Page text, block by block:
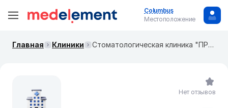
Columbus
Местоположение
Главная Клиники Стоматологическая клиника "ПРЕЗИДЕНТ ПЛЮС"
Нет отзывов